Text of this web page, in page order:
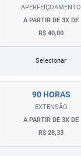
APERFEIÇOAMENTO
A PARTIR DE 3X DE
R$ 40,00
Selecionar
90 HORAS
EXTENSÃO
A PARTIR DE 3X DE
R$ 28,33